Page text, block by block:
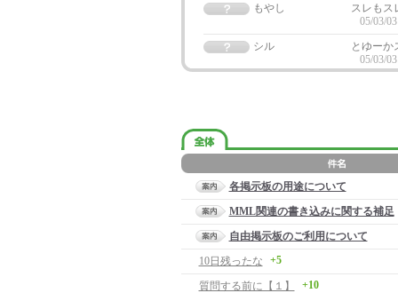
もやし
スレもス
05/03/
シル
とゆーか
05/03/
各掲示板の用途について
MML関連の書き込みに関する補足
自由掲示板のご利用について
10日残ったな
+5
質問する前に【１】 +10